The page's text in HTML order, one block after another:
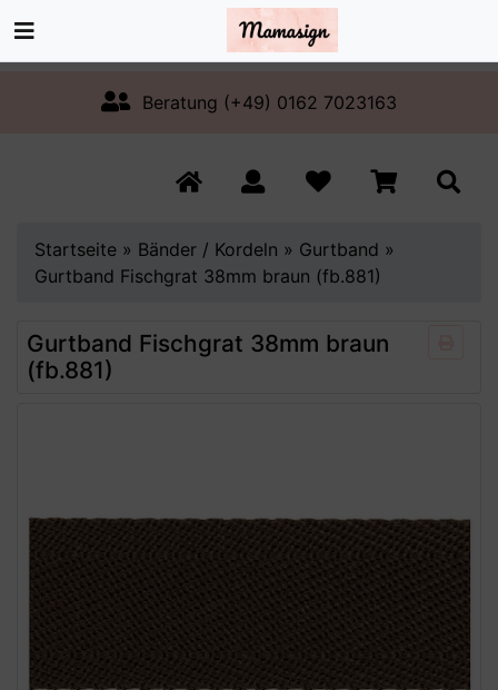
Beratung (+49) 0162 7023163
Startseite » Bänder / Kordeln » Gurtband »
Gurtband Fischgrat 38mm braun (fb.881)
Gurtband Fischgrat 38mm braun
(fb.881)